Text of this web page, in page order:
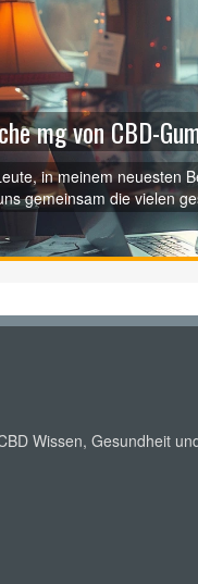
mg von CBD-
in meinem neuesten
gemeinsam die vielen
und herausfinden,
Diskussion teile ich
Verpasst es nicht!
Wissen, Gesundheit